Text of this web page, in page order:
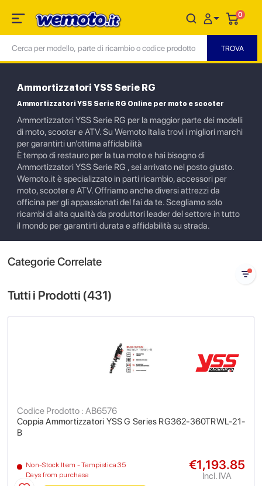
0
Ammortizzatori YSS Serie RG
Ammortizzatori YSS Serie RG Online per moto e scooter
Ammortizzatori YSS Serie RG per la maggior parte dei modelli
di moto, scooter e ATV. Su Wemoto Italia trovi i migliori marchi
per garantirti un’ottima affidabilità
È tempo di restauro per la tua moto e hai bisogno di
Ammortizzatori YSS Serie RG , sei arrivato nel posto giusto.
Wemoto.it è specializzato in parti ricambio, accessori per
moto, scooter e ATV. Offriamo anche diversi attrezzi da
officina per gli appassionati del fai da te. Scegliamo solo
ricambi di alta qualità da produttori leader del settore in tutto
il mondo per garantirti durata e affidabilità su strada.
Categorie Correlate
Tutti i Prodotti (431)
Coppia Ammortizzatori YSS G Series RG362-360TRWL-21-
B
Codice Prodotto : AB6576
Non-Stock Item - Tempistica 35
Days from purchase
€1,193.85
Incl. IVA